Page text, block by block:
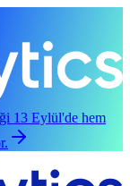
13 Eylül'de hem